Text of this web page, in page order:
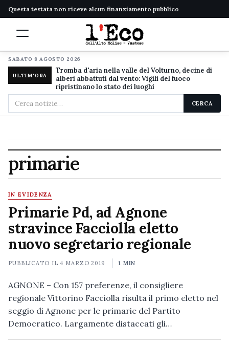
Questa testata non riceve alcun finanziamento pubblico
SABATO 8 AGOSTO 2026
ULTIM'ORA
Tromba d'aria nella valle del Volturno, decine di
alberi abbattuti dal vento: Vigili del fuoco
ripristinano lo stato dei luoghi
Cerca
nel
CERCA
primarie
IN EVIDENZA
Primarie Pd, ad Agnone
stravince Facciolla eletto
nuovo segretario regionale
PUBBLICATO IL4 MARZO 2019 1 MIN
AGNONE – Con 157 preferenze, il consigliere
regionale Vittorino Facciolla risulta il primo eletto nel
seggio di Agnone per le primarie del Partito
Democratico. Largamente distaccati gli…